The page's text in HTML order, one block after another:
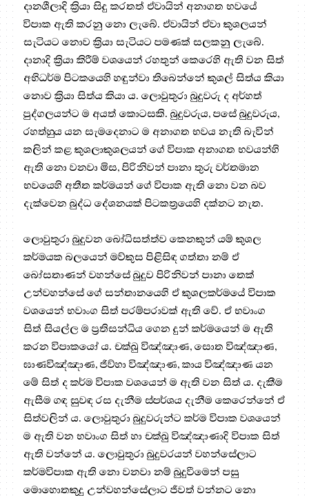
දානශීලාදි ක්‍රියා සිදු කරතත් ඒවායින් අනාගත භවයේ
විපාක ඇති කරනු නො ලැබේ. ඒවායින් ඒවා කුශලයන්
සැටියට නොව ක්‍රියා සැටියට පමණක් සලකනු ලැබේ.
දානාදි ක්‍රියා කිරීම් වශයෙන් රහතුන් කෙරෙහි ඇති වන සිත්
අභිධර්ම පිටකයෙහි හඳුන්වා තිබෙන්නේ කුශල් සිත්ය කියා
නොව ක්‍රියා සිත්ය කියා ය. ලොවුතුරා බුදුවරු ද අර්හත්
පුද්ගලයන්ට ම අයත් කොටසකි. බුදුවරුය, පසේ බුදුවරුය,
රහත්හුය යන සැමදෙනාට ම අනාගත භවය නැති බැවින්
කලින් කළ කුශලාකුශලයන් ගේ විපාක අනාගත භවයන්හි
ඇති නො වනවා මිස, පිරිනිවන් පානා තුරු වර්තමාන
භවයෙහි අතීත කර්මයන් ගේ විපාක ඇති නො වන බව
දැක්වෙන බුද්ධ දේශනයක් පිටකත්‍රයෙහි දක්නට නැත.
ලොවුතුරා බුදුවන බෝධිසත්ත්ව කෙනකුන් යම් කුශල
කර්මයක බලයෙන් මව්කුස පිළිසිඳ ගත්තා නම් ඒ
බෝසතාණන් වහන්සේ බුදුව පිරිනිවන් පානා තෙක්
උන්වහන්සේ ගේ සන්තානයෙහි ඒ කුශලකර්මයේ විපාක
වශයෙන් භවාංග සිත් පරම්පරාවක් ඇති වේ. ඒ භවාංග
සිත් සියල්ල ම ප්‍ර‍තිසන්ධිය ගෙන දුන් කර්මයෙන් ම ඇති
කරන විපාකයෝ ය. චක්ඛු විඤ්ඤාණ, සොත විඤ්ඤාණ,
ඝාණවිඤ්ඤාණ, ජිව්හා විඤ්ඤාණ, කාය විඤ්ඤාණ යන
මේ සිත් ද කර්ම විපාක වශයෙන් ම ඇති වන සිත් ය. දැකීම
ඇසීම ගඳ සුවඳ රස දැනීම ස්පර්ශය දැනීම කෙරෙන්නේ ඒ
සිත්වලින් ය. ලොවුතුරා බුදුවරුන්ට කර්ම විපාක වශයෙන්
ම ඇති වන භවාංග සිත් හා චක්ඛු විඤ්ඤාණාදි විපාක සිත්
ඇති වන්නේ ය. ලොවුතුරා බුදුවරයන් වහන්සේලාට
කර්මවිපාක ඇති නො වනවා නම් බුදුවීමෙන් පසු
මොහොතකුදු උන්වහන්සේලාට ජීවත් වන්නට නො